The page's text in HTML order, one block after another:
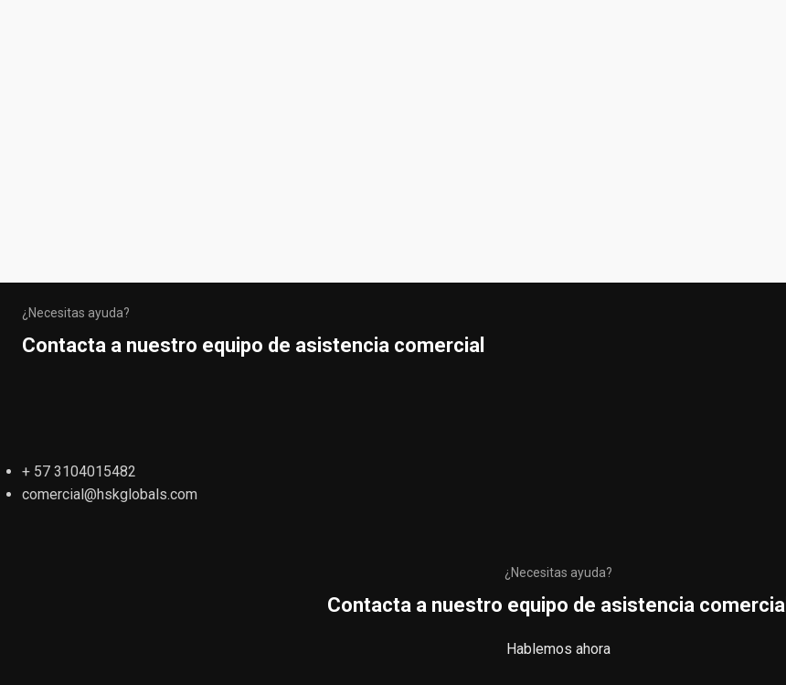
¿Necesitas ayuda?
Contacta a nuestro equipo de asistencia comercial
+ 57 3104015482
comercial@hskglobals.com
¿Necesitas ayuda?
Contacta a nuestro equipo de asistencia comercial
Hablemos ahora